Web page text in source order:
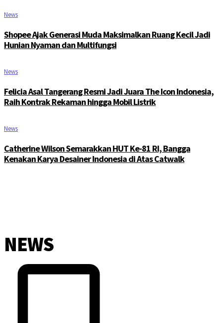
News
Shopee Ajak Generasi Muda Maksimalkan Ruang Kecil Jadi
Hunian Nyaman dan Multifungsi
News
Felicia Asal Tangerang Resmi Jadi Juara The Icon Indonesia,
Raih Kontrak Rekaman hingga Mobil Listrik
News
Catherine Wilson Semarakkan HUT Ke-81 RI, Bangga
Kenakan Karya Desainer Indonesia di Atas Catwalk
NEWS